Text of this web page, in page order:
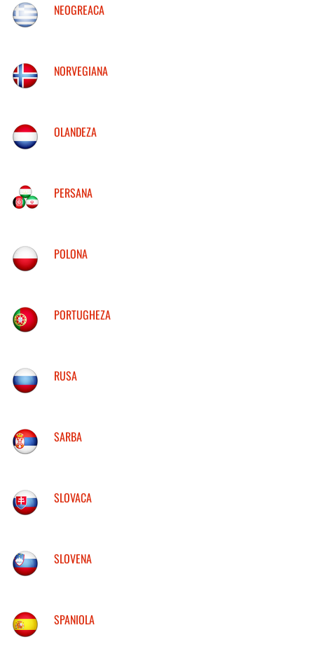
NEOGREACA
NORVEGIANA
OLANDEZA
PERSANA
POLONA
PORTUGHEZA
RUSA
SARBA
SLOVACA
SLOVENA
SPANIOLA